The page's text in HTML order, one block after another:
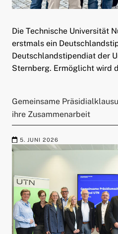
Die Technische Universität
erstmals ein
Deutschlandstipendiat der
Sternberg. Ermöglicht wird
Gemeinsame
ihre Zusammenarbeit
5. JUNI 2026